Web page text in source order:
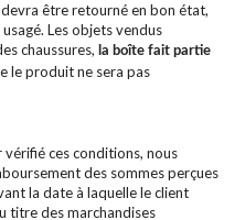
être retourné en bon état,
Les objets vendus
chaussures, la boîte fait partie
le produit ne sera pas
ces conditions, nous
des sommes perçues
la date à laquelle le client
titre des marchandises